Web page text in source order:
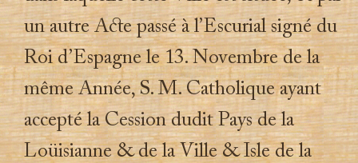
un autre Acte passé à l’Escurial signé du
Roi d’Espagne le 13. Novembre de la
même Année, S. M. Catholique ayant
accepté la Cession dudit Pays de la
Loüisianne & de la Ville & Isle de la